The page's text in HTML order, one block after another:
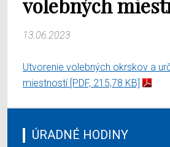
13.06.2023
Utvorenie volebných okrskov a
miestností [PDF, 215,78 KB]
ÚRADNÉ HODINY